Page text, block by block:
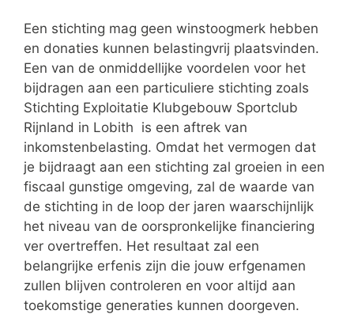
Een stichting mag geen winstoogmerk hebben
en donaties kunnen belastingvrij plaatsvinden.
Een van de onmiddellijke voordelen voor het
bijdragen aan een particuliere stichting zoals
Stichting Exploitatie Klubgebouw Sportclub
Rijnland in Lobith is een aftrek van
inkomstenbelasting. Omdat het vermogen dat
je bijdraagt aan een stichting zal groeien in een
fiscaal gunstige omgeving, zal de waarde van
de stichting in de loop der jaren waarschijnlijk
het niveau van de oorspronkelijke financiering
ver overtreffen. Het resultaat zal een
belangrijke erfenis zijn die jouw erfgenamen
zullen blijven controleren en voor altijd aan
toekomstige generaties kunnen doorgeven.